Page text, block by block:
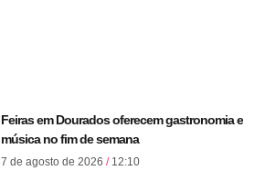
Feiras em Dourados oferecem gastronomia e
música no fim de semana
7 de agosto de 2026 12:10